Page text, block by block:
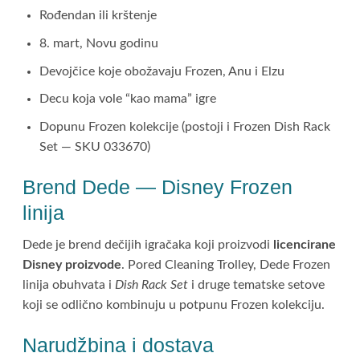
Rođendan ili krštenje
8. mart, Novu godinu
Devojčice koje obožavaju Frozen, Anu i Elzu
Decu koja vole “kao mama” igre
Dopunu Frozen kolekcije (postoji i Frozen Dish Rack
Set — SKU 033670)
Brend Dede — Disney Frozen
linija
Dede je brend dečijih igračaka koji proizvodi
licencirane
Disney proizvode. Pored Cleaning Trolley, Dede Frozen
linija obuhvata i Dish Rack Set i druge tematske setove
koji se odlično kombinuju u potpunu Frozen kolekciju.
Narudžbina i dostava